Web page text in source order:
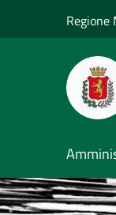
Regione